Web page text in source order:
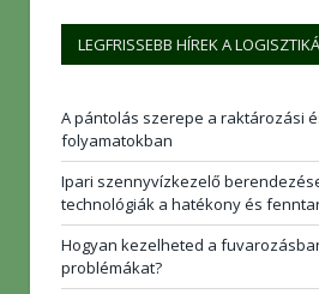
LEGFRISSEBB HÍREK A
A pántolás szerepe a raktározási
folyamatokban
Ipari szennyvízkezelő
technológiák a hatékony és
Hogyan kezelheted a
problémákat?